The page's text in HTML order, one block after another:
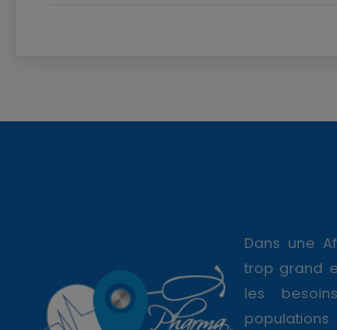
Dans une
trop grand
les